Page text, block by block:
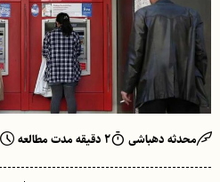
محدثه دهباشی ۲ دقیقه مدت مطالعه